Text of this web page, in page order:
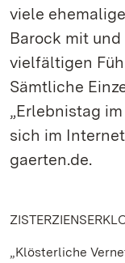
viele
Barock mit
vielfältigen
Sämtliche
„Erlebnistag
sich im
gaerten.de.
„Klösterliche